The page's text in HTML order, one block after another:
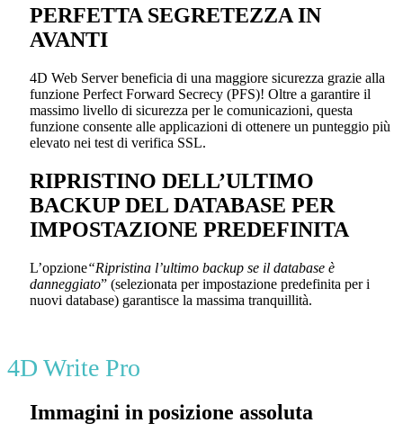
PERFETTA SEGRETEZZA IN
AVANTI
4D Web Server beneficia di una maggiore sicurezza grazie alla
funzione Perfect Forward Secrecy (PFS)! Oltre a garantire il
massimo livello di sicurezza per le comunicazioni, questa
funzione consente alle applicazioni di ottenere un punteggio più
elevato nei test di verifica SSL.
RIPRISTINO DELL’ULTIMO
BACKUP DEL DATABASE PER
IMPOSTAZIONE PREDEFINITA
L’opzione“Ripristina l’ultimo backup se il database è
danneggiato” (selezionata per impostazione predefinita per i
nuovi database) garantisce la massima tranquillità.
4D Write Pro
Immagini in posizione assoluta